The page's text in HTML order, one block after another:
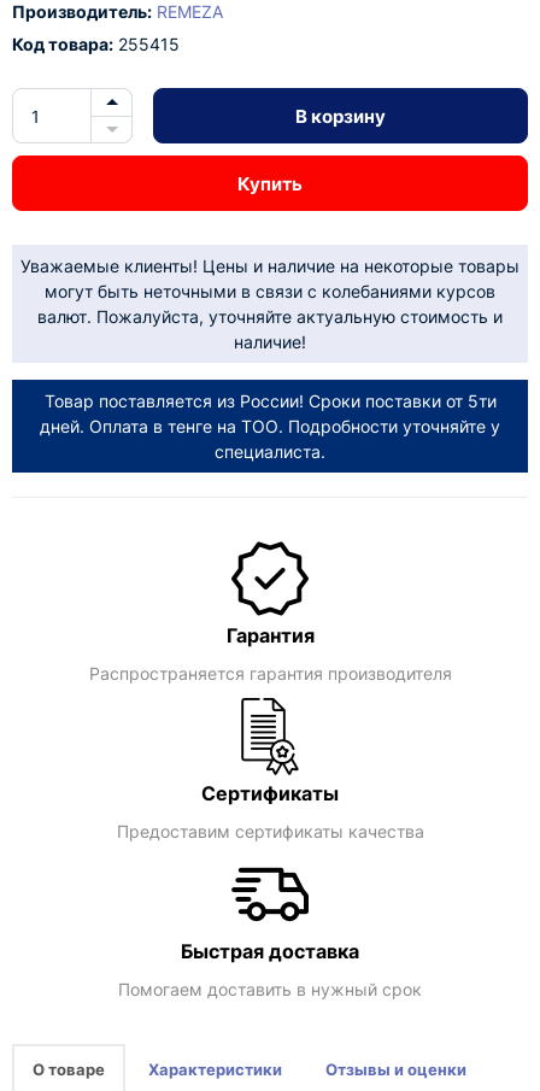
Производитель: REMEZA
Код товара: 255415
В корзину
Купить
Уважаемые клиенты! Цены и наличие на некоторые товары
могут быть неточными в связи с колебаниями курсов
валют. Пожалуйста, уточняйте актуальную стоимость и
наличие!
Товар поставляется из России! Сроки поставки от 5ти
дней. Оплата в тенге на ТОО. Подробности уточняйте у
специалиста.
Гарантия
Распространяется гарантия производителя
Сертификаты
Предоставим сертификаты качества
Быстрая доставка
Помогаем доставить в нужный срок
О товаре Характеристики Отзывы и оценки